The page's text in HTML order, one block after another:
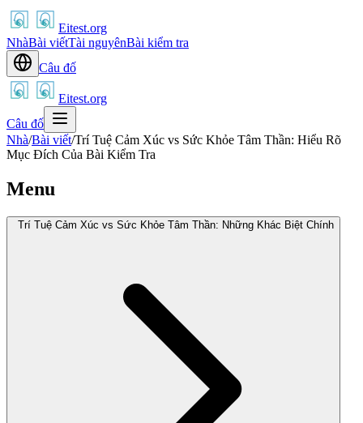
Eitest.org
NhàBài viếtTài nguyênBài kiểm tra
Câu đố
Eitest.org
Câu đố
Nhà/Bài viết/Trí Tuệ Cảm Xúc vs Sức Khỏe Tâm Thần: Hiểu Rõ
Mục Đích Của Bài Kiểm Tra
Menu
Trí Tuệ Cảm Xúc vs Sức Khỏe Tâm Thần: Những Khác Biệt Chính